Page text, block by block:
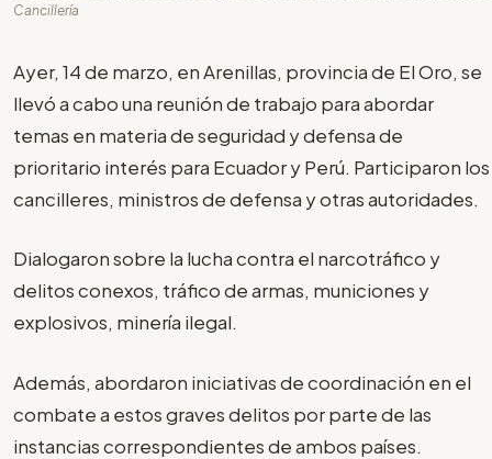
Cancillería
Ayer, 14 de marzo, en Arenillas, provincia de El Oro, se
llevó a cabo una reunión de trabajo para abordar
temas en materia de seguridad y defensa de
prioritario interés para Ecuador y Perú. Participaron los
cancilleres, ministros de defensa y otras autoridades.
Dialogaron sobre la lucha contra el narcotráfico y
delitos conexos, tráfico de armas, municiones y
explosivos, minería ilegal.
Además, abordaron iniciativas de coordinación en el
combate a estos graves delitos por parte de las
instancias correspondientes de ambos países.